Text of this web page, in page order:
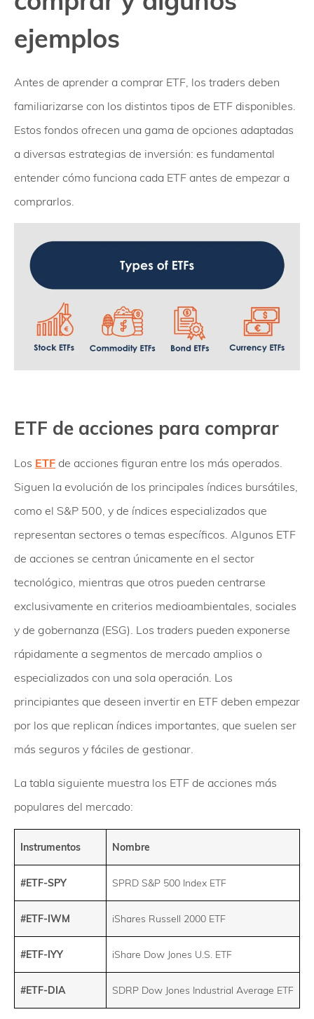
ejemplos
Antes de aprender a comprar ETF, los traders deben
familiarizarse con los distintos tipos de ETF disponibles.
Estos fondos ofrecen una gama de opciones adaptadas
a diversas estrategias de inversión: es fundamental
entender cómo funciona cada ETF antes de empezar a
comprarlos.
ETF de acciones para comprar
Los ETF de acciones figuran entre los más operados.
Siguen la evolución de los principales índices bursátiles,
como el S&P 500, y de índices especializados que
representan sectores o temas específicos. Algunos ETF
de acciones se centran únicamente en el sector
tecnológico, mientras que otros pueden centrarse
exclusivamente en criterios medioambientales, sociales
y de gobernanza (ESG). Los traders pueden exponerse
rápidamente a segmentos de mercado amplios o
especializados con una sola operación. Los
principiantes que deseen invertir en ETF deben empezar
por los que replican índices importantes, que suelen ser
más seguros y fáciles de gestionar.
La tabla siguiente muestra los ETF de acciones más
populares del mercado:
Instrumentos Nombre
#ETF-SPY SPRD S&P 500 Index ETF
#ETF-IWM iShares Russell 2000 ETF
#ETF-IYY iShare Dow Jones U.S. ETF
#ETF-DIA SDRP Dow Jones Industrial Average ETF